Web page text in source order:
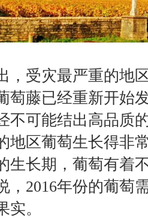
受灾最严重的地
萄藤已经重新开始
不可能结出高品质
地区葡萄生长得非
生长期，葡萄有着
，2016年份的葡萄
。